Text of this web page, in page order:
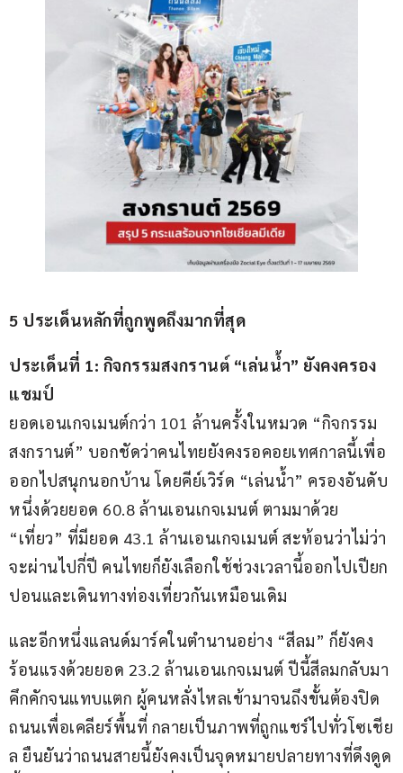
5 ประเด็นหลักที่ถูกพูดถึงมากที่สุด
ประเด็นที่ 1: กิจกรรมสงกรานต์ “เล่นน้ำ” ยังคงครอง
แชมป์
ยอดเอนเกจเมนต์กว่า 101 ล้านครั้งในหมวด “กิจกรรม
สงกรานต์” บอกชัดว่าคนไทยยังคงรอคอยเทศกาลนี้เพื่อ
ออกไปสนุกนอกบ้าน โดยคีย์เวิร์ด “เล่นน้ำ” ครองอันดับ
หนึ่งด้วยยอด 60.8 ล้านเอนเกจเมนต์ ตามมาด้วย
“เที่ยว” ที่มียอด 43.1 ล้านเอนเกจเมนต์ สะท้อนว่าไม่ว่า
จะผ่านไปกี่ปี คนไทยก็ยังเลือกใช้ช่วงเวลานี้ออกไปเปียก
ปอนและเดินทางท่องเที่ยวกันเหมือนเดิม
และอีกหนึ่งแลนด์มาร์คในตำนานอย่าง “สีลม” ก็ยังคง
ร้อนแรงด้วยยอด 23.2 ล้านเอนเกจเมนต์ ปีนี้สีลมกลับมา
คึกคักจนแทบแตก ผู้คนหลั่งไหลเข้ามาจนถึงขั้นต้องปิด
ถนนเพื่อเคลียร์พื้นที่ กลายเป็นภาพที่ถูกแชร์ไปทั่วโซเชีย
ล ยืนยันว่าถนนสายนี้ยังคงเป็นจุดหมายปลายทางที่ดึงดูด